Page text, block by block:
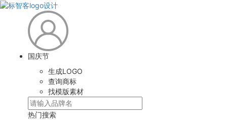
国庆节
生成LOGO
查询商标
找模版素材
热门搜索